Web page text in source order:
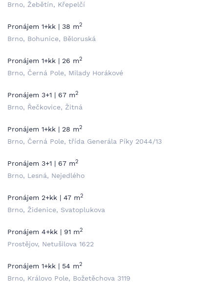
Brno, Žebětín, Křepelčí
Pronájem 1+kk | 38 m2
Brno, Bohunice, Běloruská
Pronájem 1+kk | 26 m2
Brno, Černá Pole, Milady Horákové
Pronájem 3+1 | 67 m2
Brno, Řečkovice, Žitná
Pronájem 1+kk | 28 m2
Brno, Černá Pole, třída Generála Píky 2044/13
Pronájem 3+1 | 67 m2
Brno, Lesná, Nejedlého
Pronájem 2+kk | 47 m2
Brno, Židenice, Svatoplukova
Pronájem 4+kk | 91 m2
Prostějov, Netušilova 1622
Pronájem 1+kk | 54 m2
Brno, Královo Pole, Božetěchova 3119